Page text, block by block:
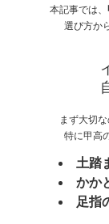
本記事では、
選び方か
まず大切な
特に甲高
土踏
かか
足指